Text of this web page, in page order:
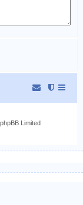
Limited